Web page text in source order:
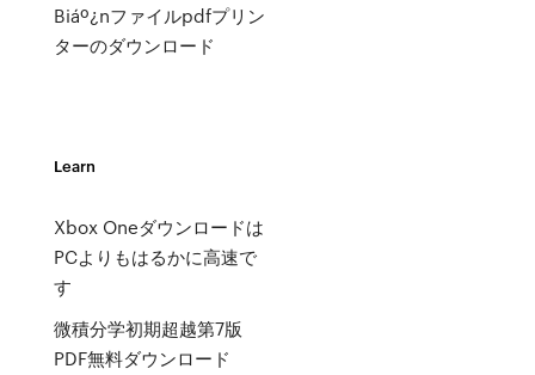
Biáº¿nファイルpdfプリン
ターのダウンロード
Learn
Xbox Oneダウンロードは
PCよりもはるかに高速で
す
微積分学初期超越第7版
PDF無料ダウンロード